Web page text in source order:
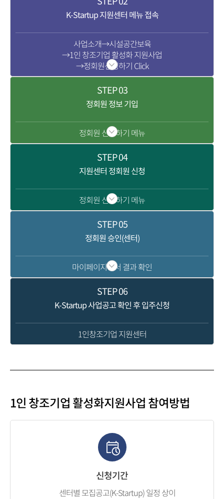
K-Startup 지원센터 메뉴 접속
사업소개→시설공간보육
→1인 창조기업 활성화 지원사업
→정회원신청하기 Click
STEP03
정회원 정보 기입
정회원 신청하기 메뉴
STEP04
지원센터 정회원 신청
정회원 신청하기 메뉴
STEP05
정회원 승인(센터)
마이페이지에서 결과 확인
STEP06
K-Startup 사업공고 확인 후 입주신청
1인창조기업 지원센터
1인 창조기업 활성화지원사업 참여방법
신청기간
센터별 모집공고(K-Startup) 일정 상이